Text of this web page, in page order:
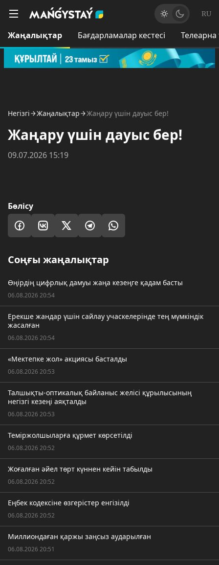
RU
Жаңалықтар Бағдарламалар кестесі
Негізгі Жаңалықтар Жаңару үшін дауыс бер!
Жаңару үшін дауыс бер!
09.07.2026 15:19
Бөлісу
Соңғы жаңалықтар
Өңірдің цифрлық дамуы жаңа кезеңге қадам басты
06.08.2026 20:54
Ерекше жандар үшін сайлау учаскелерінде тең мүмкіндік
жасалған
06.08.2026 20:54
«Мектепке жол» акциясы басталды
06.08.2026 20:53
Талшықты-оптикалық байланыс желісі құрылысының
негізгі кезеңі аяқталды
06.08.2026 20:53
Теміржолшыларға құрмет көрсетілді
06.08.2026 20:52
Жоғалған әйел төрт күннен кейін табылды
06.08.2026 20:52
Еңбек кодексіне өзгерістер енгізілді
06.08.2026 20:52
Миллиондаған қаржы заңсыз аударылған
06.08.2026 20:51